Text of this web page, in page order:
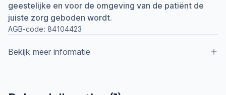
geestelijke en voor de omgeving van de patiënt de
juiste zorg geboden wordt.
AGB-code: 84104423
Bekijk meer informatie